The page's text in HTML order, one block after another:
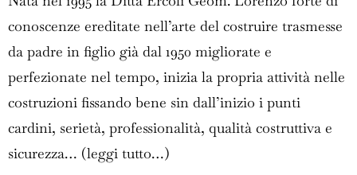
conoscenze ereditate nell’arte del costruire trasmesse
da padre in figlio già dal 1950 migliorate e
perfezionate nel tempo, inizia la propria attività nelle
costruzioni fissando bene sin dall’inizio i punti
cardini, serietà, professionalità, qualità costruttiva e
sicurezza… (leggi tutto…)